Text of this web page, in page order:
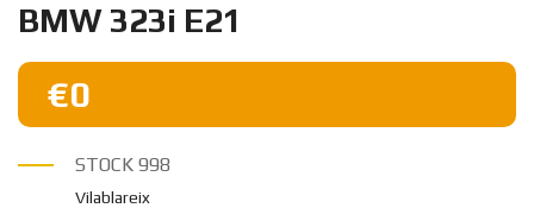
BMW 323i E21
€0
STOCK 998
Vilablareix